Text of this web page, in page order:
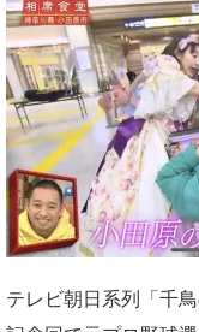
テレビ朝日系列「千